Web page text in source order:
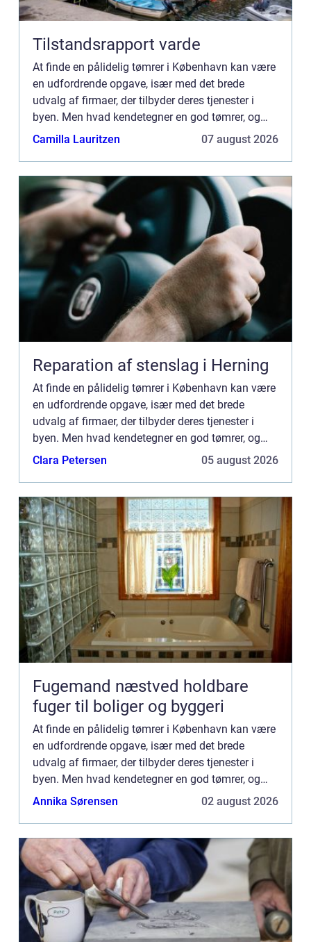
Tilstandsrapport varde
At finde en pålidelig tømrer i København kan være
en udfordrende opgave, især med det brede
udvalg af firmaer, der tilbyder deres tjenester i
byen. Men hvad kendetegner en god tømrer, og
hvordan vælger man...
Camilla Lauritzen 07 august 2026
Reparation af stenslag i Herning
At finde en pålidelig tømrer i København kan være
en udfordrende opgave, især med det brede
udvalg af firmaer, der tilbyder deres tjenester i
byen. Men hvad kendetegner en god tømrer, og
hvordan vælger man...
Clara Petersen 05 august 2026
Fugemand næstved holdbare
fuger til boliger og byggeri
At finde en pålidelig tømrer i København kan være
en udfordrende opgave, især med det brede
udvalg af firmaer, der tilbyder deres tjenester i
byen. Men hvad kendetegner en god tømrer, og
hvordan vælger man...
Annika Sørensen 02 august 2026